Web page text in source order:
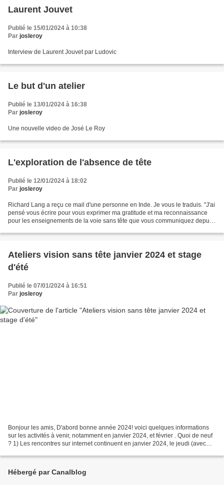
Laurent Jouvet
Publié le 15/01/2024 à 10:38
Par josleroy
Interview de Laurent Jouvet par Ludovic
Le but d'un atelier
Publié le 13/01/2024 à 16:38
Par josleroy
Une nouvelle video de José Le Roy
L'exploration de l'absence de tête
Publié le 12/01/2024 à 18:02
Par josleroy
Richard Lang a reçu ce mail d'une personne en Inde. Je vous le traduis. "J'ai
pensé vous écrire pour vous exprimer ma gratitude et ma reconnaissance
pour les enseignements de la voie sans tête que vous communiquez depuis
Ateliers vision sans tête janvier 2024 et stage
d'été
Publié le 07/01/2024 à 16:51
Par josleroy
Bonjour les amis, D'abord bonne année 2024! voici quelques informations
sur les activités à venir, notamment en janvier 2024, et février . Quoi de neuf
? 1) Les rencontres sur internet continuent en janvier 2024, le jeudi (avec
Hébergé par Canalblog